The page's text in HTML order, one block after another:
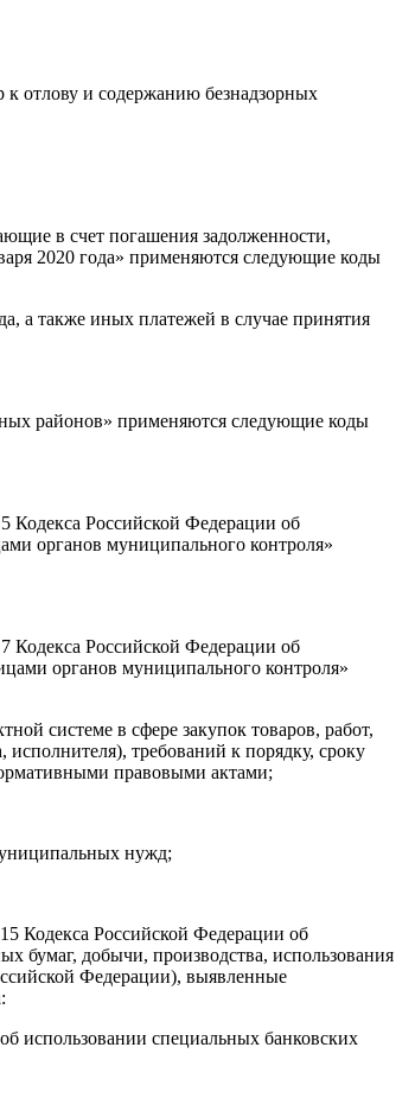
отлову и содержанию безнадзорных
в счет погашения задолженности,
2020 года» применяются следующие коды
а также иных платежей в случае принятия
районов» применяются следующие коды
Кодекса Российской Федерации об
органов муниципального контроля»
Кодекса Российской Федерации об
органов муниципального контроля»
системе в сфере закупок товаров, работ,
требований к порядку, сроку
правовыми актами;
нужд;
Кодекса Российской Федерации об
бумаг, добычи, производства, использования
Федерации), выявленные
использовании специальных банковских